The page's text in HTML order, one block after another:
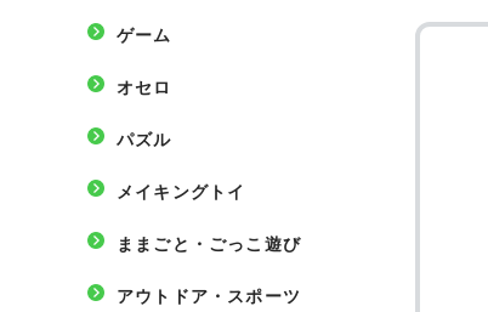
ゲーム
オセロ
パズル
メイキングトイ
ままごと・ごっこ遊び
アウトドア・スポーツ